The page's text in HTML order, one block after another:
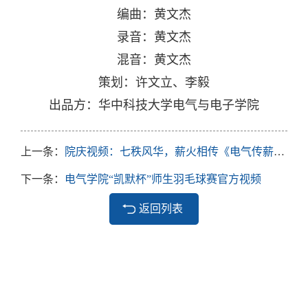
编曲：黄文杰
录音：黄文杰
混音：黄文杰
策划：许文立、李毅
出品方：华中科技大学电气与电子学院
上一条： 院庆视频：七秩风华，薪火相传《电气传薪火》
下一条： 电气学院“凯默杯”师生羽毛球赛官方视频
返回列表